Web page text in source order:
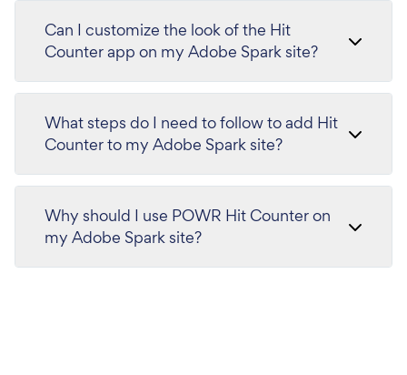
Can I customize the look of the Hit
Counter app on my Adobe Spark site?
What steps do I need to follow to add Hit
Counter to my Adobe Spark site?
Why should I use POWR Hit Counter on
my Adobe Spark site?